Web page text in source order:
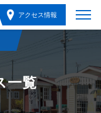
アクセス情報
一覧